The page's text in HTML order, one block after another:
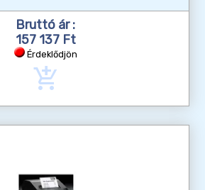
Bruttó ár :
157 137 Ft
Érdeklődjön
add_shopping_cart